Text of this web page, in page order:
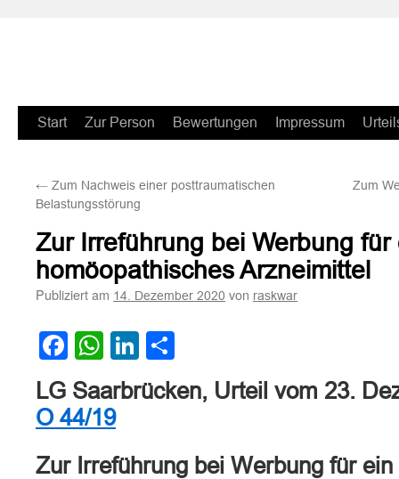
Zum
springen
Start Zur Person Bewertungen Impressum
← Zum Nachweis einer posttraumatischen
Belastungsstörung
Zum
Zur Irreführung bei Werbung für
homöopathisches Arzneimittel
Publiziert am 14. Dezember 2020 von raskwar
Facebook
WhatsApp
LinkedIn
LG Saarbrücken, Urteil vom 23.
O 44/19
Zur Irreführung bei Werbung für